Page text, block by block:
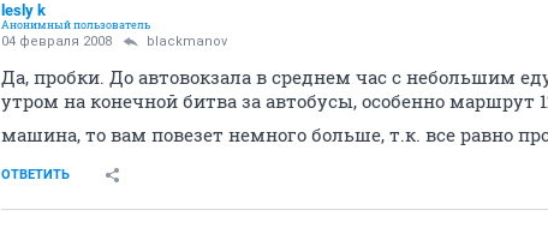
lesly k
Анонимный пользователь
04 февраля 2008 blackmanov
Да, пробки. До автовокзала в среднем час с небольшим
утром на конечной битва за автобусы, особенно маршрут
машина, то вам повезет немного больше, т.к. все равно
ОТВЕТИТЬ